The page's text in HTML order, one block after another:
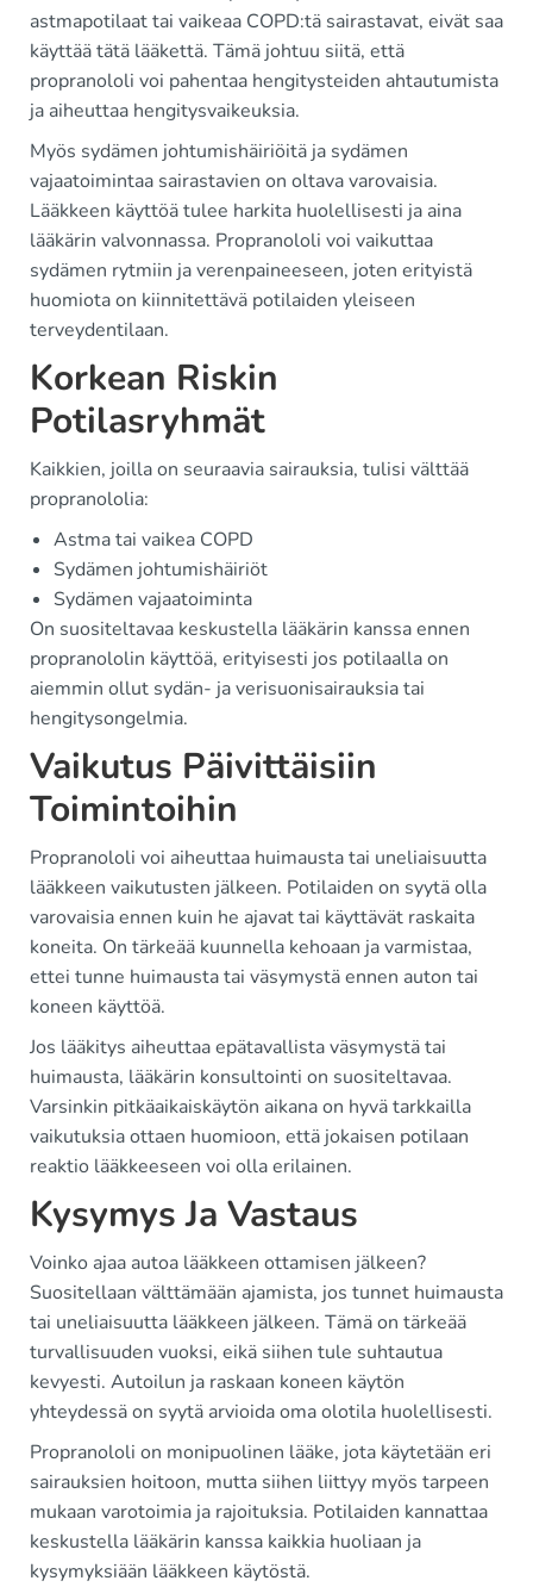
astmapotilaat tai vaikeaa COPD:tä sairastavat, eivät saa
käyttää tätä lääkettä. Tämä johtuu siitä, että
propranololi voi pahentaa hengitysteiden ahtautumista
ja aiheuttaa hengitysvaikeuksia.
Myös sydämen johtumishäiriöitä ja sydämen
vajaatoimintaa sairastavien on oltava varovaisia.
Lääkkeen käyttöä tulee harkita huolellisesti ja aina
lääkärin valvonnassa. Propranololi voi vaikuttaa
sydämen rytmiin ja verenpaineeseen, joten erityistä
huomiota on kiinnitettävä potilaiden yleiseen
terveydentilaan.
Korkean Riskin
Potilasryhmät
Kaikkien, joilla on seuraavia sairauksia, tulisi välttää
propranololia:
Astma tai vaikea COPD
Sydämen johtumishäiriöt
Sydämen vajaatoiminta
On suositeltavaa keskustella lääkärin kanssa ennen
propranololin käyttöä, erityisesti jos potilaalla on
aiemmin ollut sydän- ja verisuonisairauksia tai
hengitysongelmia.
Vaikutus Päivittäisiin
Toimintoihin
Propranololi voi aiheuttaa huimausta tai uneliaisuutta
lääkkeen vaikutusten jälkeen. Potilaiden on syytä olla
varovaisia ennen kuin he ajavat tai käyttävät raskaita
koneita. On tärkeää kuunnella kehoaan ja varmistaa,
ettei tunne huimausta tai väsymystä ennen auton tai
koneen käyttöä.
Jos lääkitys aiheuttaa epätavallista väsymystä tai
huimausta, lääkärin konsultointi on suositeltavaa.
Varsinkin pitkäaikaiskäytön aikana on hyvä tarkkailla
vaikutuksia ottaen huomioon, että jokaisen potilaan
reaktio lääkkeeseen voi olla erilainen.
Kysymys Ja Vastaus
Voinko ajaa autoa lääkkeen ottamisen jälkeen?
Suositellaan välttämään ajamista, jos tunnet huimausta
tai uneliaisuutta lääkkeen jälkeen. Tämä on tärkeää
turvallisuuden vuoksi, eikä siihen tule suhtautua
kevyesti. Autoilun ja raskaan koneen käytön
yhteydessä on syytä arvioida oma olotila huolellisesti.
Propranololi on monipuolinen lääke, jota käytetään eri
sairauksien hoitoon, mutta siihen liittyy myös tarpeen
mukaan varotoimia ja rajoituksia. Potilaiden kannattaa
keskustella lääkärin kanssa kaikkia huoliaan ja
kysymyksiään lääkkeen käytöstä.